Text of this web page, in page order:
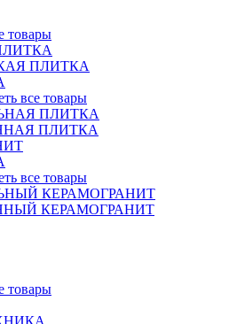
товары
ПЛИТКА
все товары
ПЛИТКА
ПЛИТКА
все товары
КЕРАМОГРАНИТ
КЕРАМОГРАНИТ
товары